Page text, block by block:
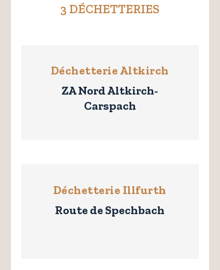
3 DÉCHETTERIES
Déchetterie Altkirch
ZA Nord Altkirch-
Carspach
Déchetterie Illfurth
Route de Spechbach